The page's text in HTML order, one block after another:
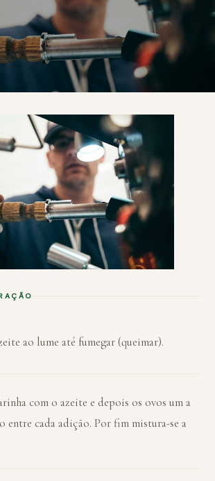
ao lume até fumegar (queimar).
com o azeite e depois os ovos um a
entre cada adição. Por fim mistura-se a